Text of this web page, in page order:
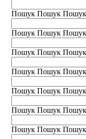
Пошук Пошук Пошук
Пошук Пошук Пошук
Пошук Пошук Пошук
Пошук Пошук Пошук
Пошук Пошук Пошук
Пошук Пошук Пошук
Пошук Пошук Пошук